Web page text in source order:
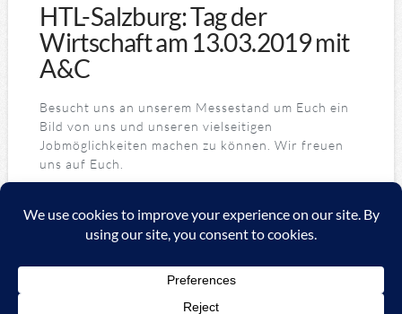
HTL-Salzburg: Tag der
Wirtschaft am 13.03.2019 mit
A&C
Besucht uns an unserem Messestand um Euch ein
Bild von uns und unseren vielseitigen
Jobmöglichkeiten machen zu können. Wir freuen
uns auf Euch.
2026 A&C Automationssysteme & Consulting